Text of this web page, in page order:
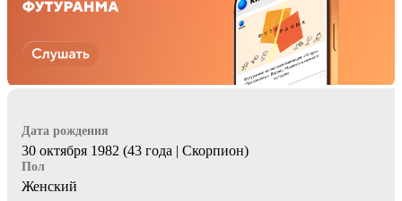
Дата рождения
30 октября 1982 (43 года | Скорпион)
Пол
Женский